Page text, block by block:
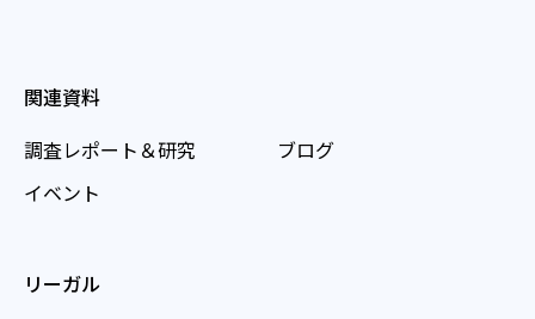
関連資料
調査レポート＆研究
イベント
ブログ
リーガル